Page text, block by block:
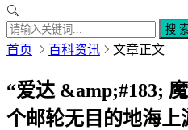
搜
首页 百科资讯 文章正文
“爱达 &amp;#183;
个邮轮无目的地海上